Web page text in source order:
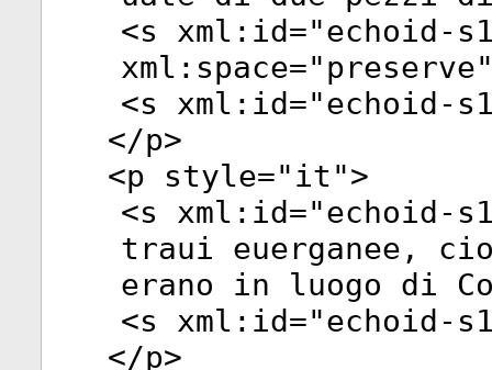
<s xml:id="echoid-
xml:space="preserve
<s xml:id="echoid-
</p>
<p style="it">
<s xml:id="echoid-
traui euerganee,
erano in luogo di
<s xml:id="echoid-
</p>